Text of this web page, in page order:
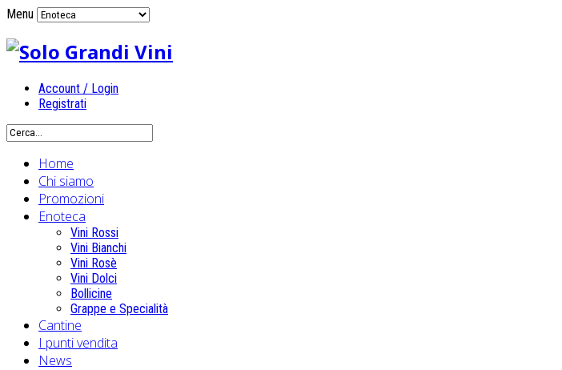
Menu
Account / Login
Registrati
Home
Chi siamo
Promozioni
Enoteca
Vini Rossi
Vini Bianchi
Vini Rosè
Vini Dolci
Bollicine
Grappe e Specialità
Cantine
I punti vendita
News